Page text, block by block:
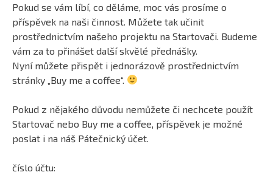
Pokud se vám líbí, co děláme, moc vás prosíme o
příspěvek na naši činnost. Můžete tak učinit
prostřednictvím našeho projektu na Startovači. Budeme
vám za to přinášet další skvělé přednášky.
Nyní můžete přispět i jednorázově prostřednictvím
stránky „Buy me a coffee“.
Pokud z nějakého důvodu nemůžete či nechcete použít
Startovač nebo Buy me a coffee, příspěvek je možné
poslat i na náš Pátečnický účet.
číslo účtu: